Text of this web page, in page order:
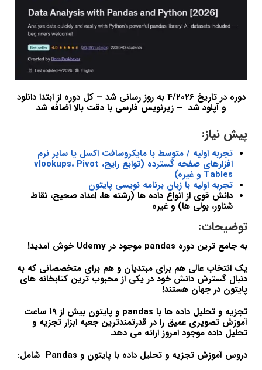
دوره در تاریخ 4/2026 به روز رسانی شد – کل دوره از ابتدا دانلود
و آپلود شد – زیرنویس فارسی با دقت بالا اضافه شد
پیش نیاز:
تجربه اولیه / متوسط با مایکروسافت اکسل یا سایر نرم
افزارهای صفحه گسترده (توابع رایج، vlookups، Pivot
Tables و غیره)
تجربه اولیه با زبان برنامه نویسی پایتون
دانش قوی از انواع داده ها (رشته ها، اعداد صحیح، نقاط
شناور، بولی ها) و غیره
توضیحات:
به جامع ترین دوره pandas موجود در Udemy خوش آمدید!
یک انتخاب عالی هم برای مبتدیان و هم برای متخصصانی که به
دنبال گسترش دانش خود در یکی از محبوب ترین کتابخانه های
پایتون در جهان هستند!
تجزیه و تحلیل داده ها با pandas و پایتون بیش از 19 ساعت
آموزش تصویری عمیق را در قدرتمندترین جعبه ابزار تجزیه و
تحلیل داده موجود امروز ارائه می دهد.
دروس آموزش تجزیه و تحلیل داده با پایتون و Pandas شامل: